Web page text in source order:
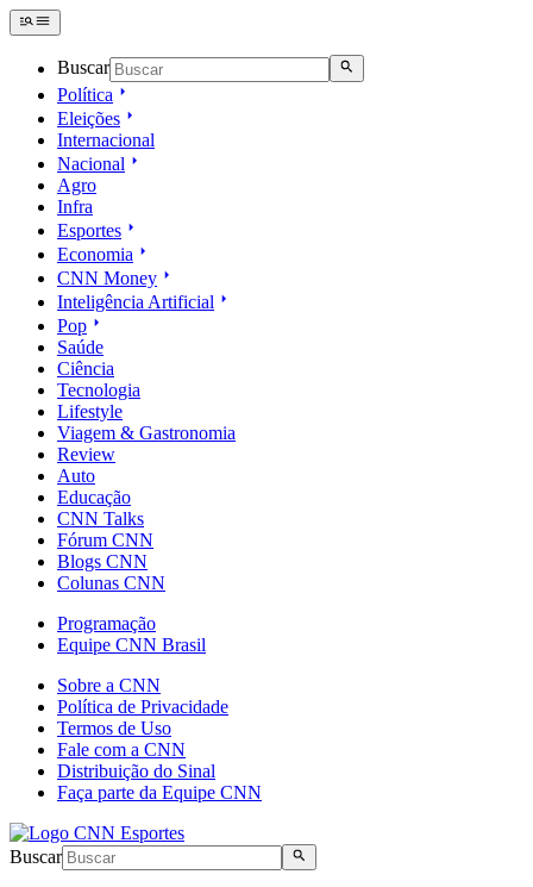
Buscar
Política
Eleições
Internacional
Nacional
Agro
Infra
Esportes
Economia
CNN Money
Inteligência Artificial
Pop
Saúde
Ciência
Tecnologia
Lifestyle
Viagem & Gastronomia
Review
Auto
Educação
CNN Talks
Fórum CNN
Blogs CNN
Colunas CNN
Programação
Equipe CNN Brasil
Sobre a CNN
Política de Privacidade
Termos de Uso
Fale com a CNN
Distribuição do Sinal
Faça parte da Equipe CNN
Buscar